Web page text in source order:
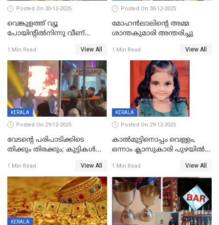
Posted On 30-12-2025
വെങ്കുളത്ത് വ്യൂ
പോയിന്റിൽനിന്നു വീണ്
1 Min Read View All
Posted On 30-12-2025
മോഹന്‍ലാലിന്‍റെ അമ്മ
ശാന്തകുമാരി അന്തരിച്ചു
1 Min Read View All
KERALA
Posted On 29-12-2025
വേടന്റെ പരിപാടിക്കിടെ
തിക്കും തിരക്കും; കുട്ടികള്‍
പരിക്ക്; പാളം മറികടന്ന
യുവാവ് ട്രെയിന്‍ തട്ടി മരിച്ചു
1 Min Read View All
KERALA
Posted On 29-12-2025
കാൽമുട്ടിനൊപ്പം വെള്ളം,
ഒന്നാം ക്ലാസുകാരി പുഴയിൽ
കുട്ടികൾക്കൊപ്പം
കളിക്കുന്നതിനിടെ
1 Min Read View All
KERALA